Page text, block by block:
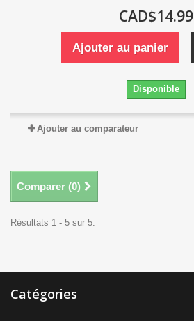
CAD$14.99
Ajouter au panier
Disponible
Ajouter au comparateur
Comparer (0)
Résultats 1 - 5 sur 5.
Catégories